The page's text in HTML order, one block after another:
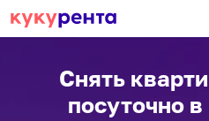
Снять
посуточно в